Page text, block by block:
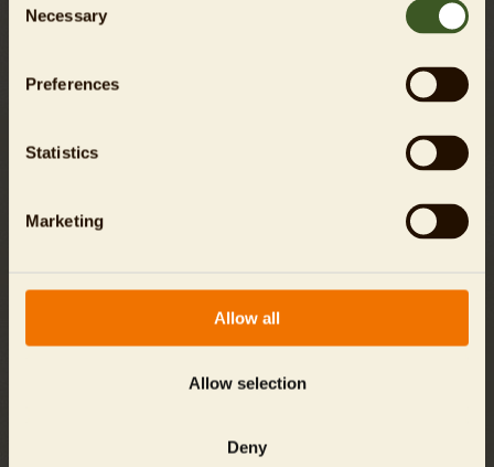
Selection
Necessary
Preferences
Statistics
Marketing
Allow all
Allow selection
Deny
Für Spenden bis zu einer Höhe von 300 Euro benötigen
Bareinzahlungsbeleg oder die Buchungsbestätigung
Zuwendungsbescheinigung, die wir Ihnen im Frühjahr
Die Daten werden über eine verschlüsselte SSL (Secure-